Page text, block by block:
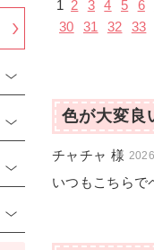
1 2 3 4 5 6
30
31 32 33
色が大変良
チャチャ 様
いつもこちらで